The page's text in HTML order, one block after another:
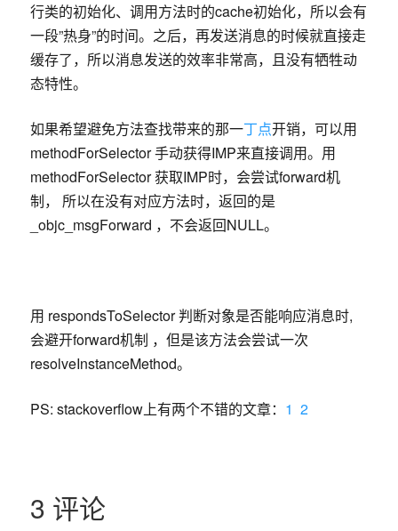
行类的初始化、调用方法时的cache初始化，所以会有
一段”热身”的时间。之后，再发送消息的时候就直接走
缓存了，所以消息发送的效率非常高，且没有牺牲动
态特性。
如果希望避免方法查找带来的那一丁点开销，可以用
methodForSelector 手动获得IMP来直接调用。用
methodForSelector 获取IMP时，会尝试forward机
制， 所以在没有对应方法时，返回的是
_objc_msgForward ，不会返回NULL。
用 respondsToSelector 判断对象是否能响应消息时,
会避开forward机制 ，但是该方法会尝试一次
resolveInstanceMethod。
PS: stackoverflow上有两个不错的文章： 1 2
3 评论